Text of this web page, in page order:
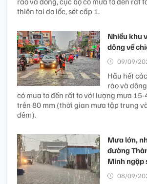
thiên tai do lốc, sét cấp 1.
Nhiều khu
dông về
09/09/
Hầu hết
rào và
có mưa to đến rất to với lượng mưa 15-
trên 80 mm (thời gian mưa tập trung
đêm).
Mưa lớn,
đường
Minh ngập
08/09/